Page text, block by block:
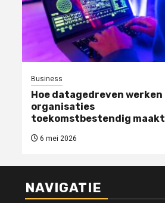
Business
Hoe datagedreven werken
organisaties
toekomstbestendig maakt
6 mei 2026
NAVIGATIE